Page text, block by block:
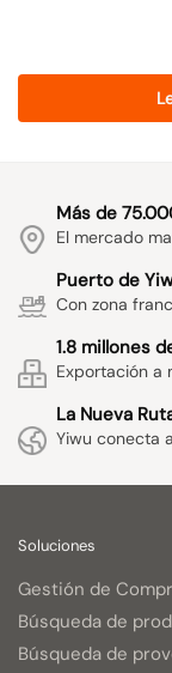
Más de
El mercado
Puerto de
Con zona
1.8 millones
Exportación a
La Nueva
Yiwu conecta
Soluciones
Gestión de
Búsqueda de
Búsqueda de